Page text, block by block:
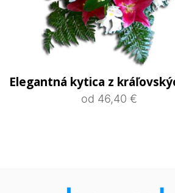
Elegantná kytica z
od 46,40 €